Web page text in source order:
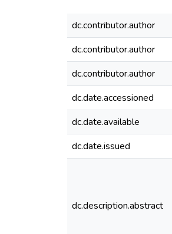
dc.contributor.author
dc.contributor.author
dc.contributor.author
dc.date.accessioned
dc.date.available
dc.date.issued
dc.description.abstract